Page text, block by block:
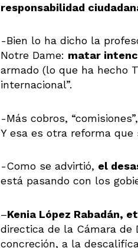
responsabilidad
-Bien lo ha dicho la
Notre Dame: matar
armado (lo que ha hecho
internacional”.
-Más cobros,
Y esa es otra reforma
-Como se advirtió, el
está pasando con los
–Kenia López Rabadán,
directica de la Cámara de
concreción, a la